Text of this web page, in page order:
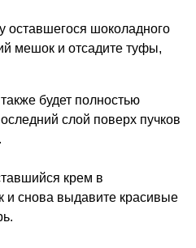
оставшегося шоколадного
мешок и отсадите туфы,
будет полностью
слой поверх пучков
крем в
и снова выдавите красивые